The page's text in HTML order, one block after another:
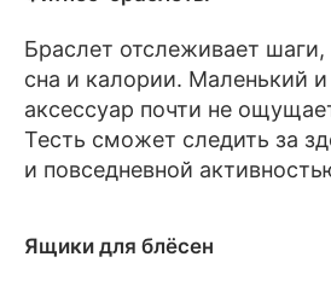
Браслет отслеживает шаги,
сна и калории. Маленький и
аксессуар почти не
Тесть сможет следить за
и повседневной
Ящики для блёсен